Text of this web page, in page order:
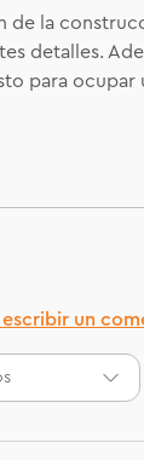
de la
detalles.
para
escribir un